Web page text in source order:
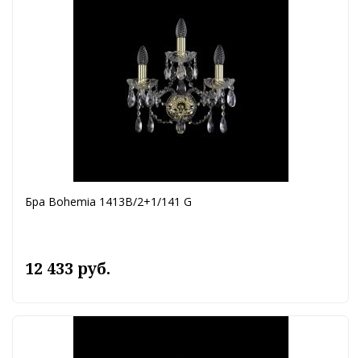
Бра Bohemia 1413B/2+1/141 G
12 433 руб.